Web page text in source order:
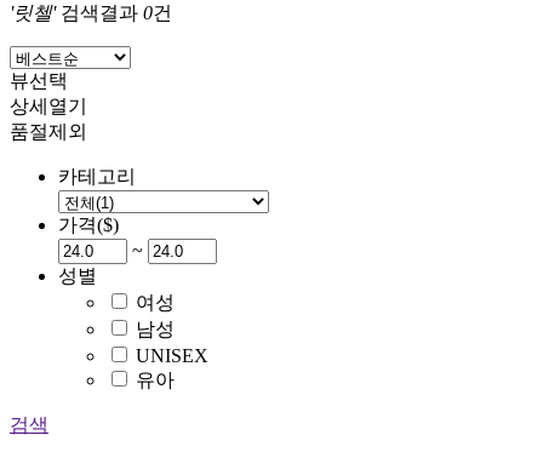
'릿첼'검색결과 0건
뷰선택
상세열기
품절제외
카테고리
가격($)
~
성별
여성
남성
UNISEX
유아
검색